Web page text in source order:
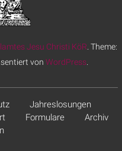
Jesu Christi KöR . Theme:
von WordPress.
Jahreslosungen
Formulare
Archiv